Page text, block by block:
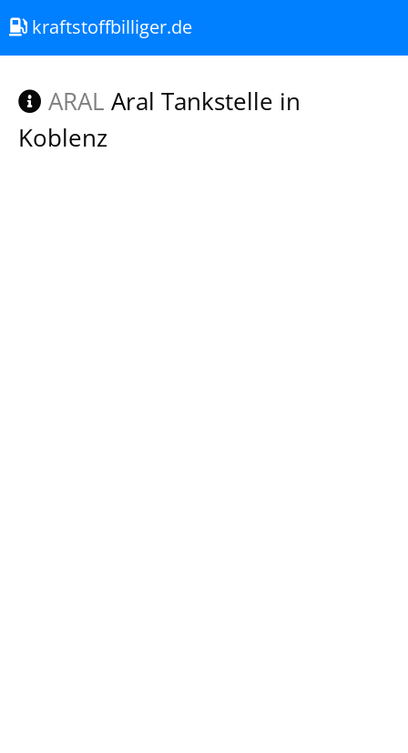
kraftstoffbilliger.de
ARAL Aral Tankstelle in
Koblenz